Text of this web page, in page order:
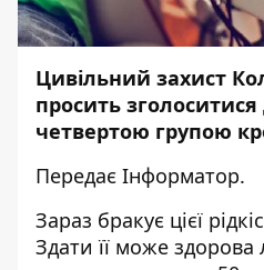
Цивільний захист
просить зголоситися
четвертою групою
Передає Інформатор.
Зараз бракує цієї
Здати її може здорова